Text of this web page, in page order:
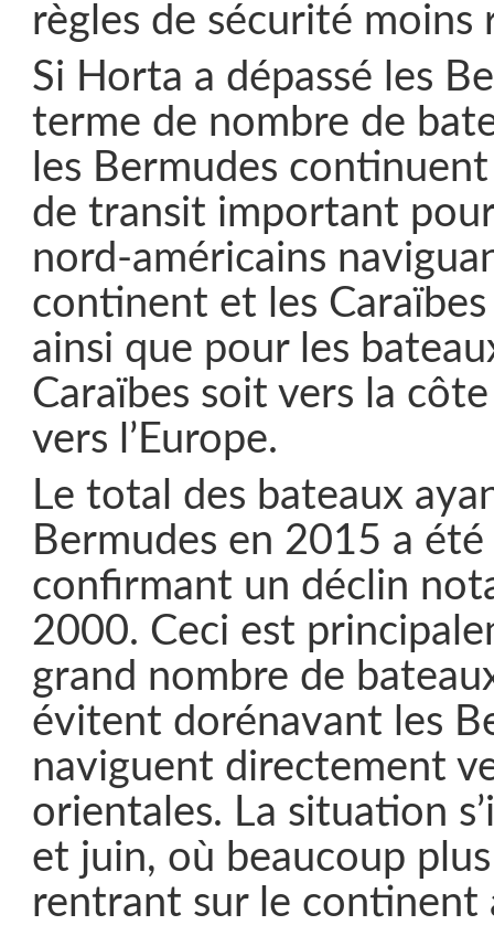
règles de sécurité moins
Si Horta a dépassé les
terme de nombre de
les Bermudes
de transit important
nord-américains
continent et les Caraïbes
ainsi que pour les
Caraïbes soit vers la
vers l’Europe.
Le total des bateaux
Bermudes en 2015 a
confirmant un déclin
2000. Ceci est
grand nombre de
évitent dorénavant les
naviguent directement
orientales. La situation
et juin, où beaucoup
rentrant sur le continent